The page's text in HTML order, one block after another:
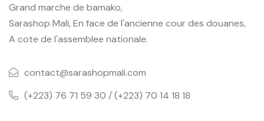
Grand marche de bamako,
Sarashop Mali, En face de l'ancienne cour des douanes,
A cote de l'assemblee nationale.
contact@sarashopmali.com
(+223) 76 71 59 30 / (+223) 70 14 18 18